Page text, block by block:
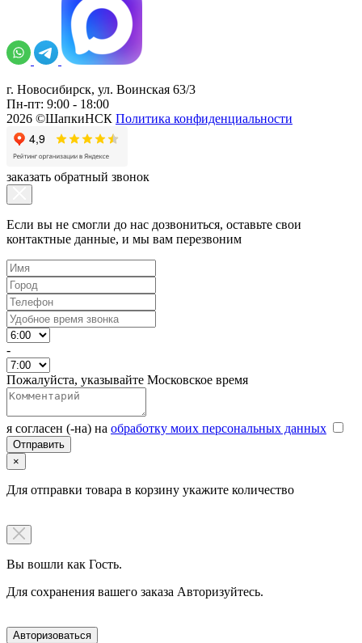
г. Новосибирск, ул. Воинская 63/3
Пн-пт: 9:00 - 18:00
2026 ©ШапкиНСК Политика конфиденциальности
заказать обратный звонок
Если вы не смогли до нас дозвониться, оставьте свои
контактные данные, и мы вам перезвоним
-
Пожалуйста, указывайте Московское время
я согласен (-на) на обработку моих персональных данных
×
Для отправки товара в корзину укажите количество
Вы вошли как Гость.
Для сохранения вашего заказа Авторизуйтесь.
Авторизоваться